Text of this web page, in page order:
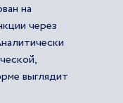
на
через
выглядит